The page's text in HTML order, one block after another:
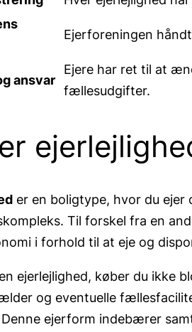
Ejerforeningen
ansvar
Ejere har ret til at
fællesudgifter.
er en boligtype, hvor du
Til forskel fra en
i forhold til at eje og
ejerlejlighed, køber du ikke
og eventuelle
Denne ejerform indebærer